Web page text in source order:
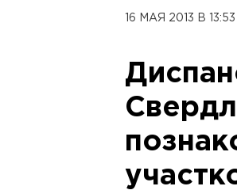
16 МАЯ 2013 В 13:53